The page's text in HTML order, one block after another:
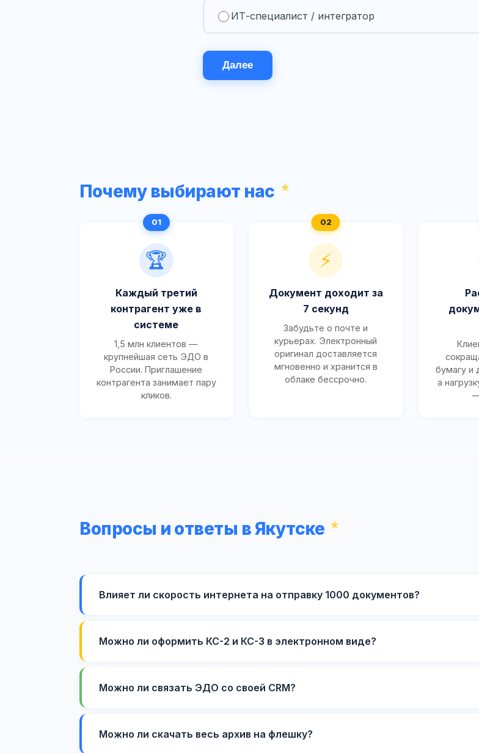
ИТ-специалист / интегратор
Далее
Почему выбирают нас
🏆
Каждый третий
контрагент уже в
системе
1,5 млн клиентов —
крупнейшая сеть ЭДО в
России. Приглашение
контрагента занимает пару
кликов.
⚡
Документ доходит за
7 секунд
Забудьте о почте и
курьерах. Электронный
оригинал доставляется
мгновенно и хранится в
облаке бессрочно.
бумагу и
а
Вопросы и ответы в Якутске
Влияет ли скорость интернета на отправку 1000 документов?
Можно ли оформить КС-2 и КС-3 в электронном виде?
Можно ли связать ЭДО со своей CRM?
Можно ли скачать весь архив на флешку?